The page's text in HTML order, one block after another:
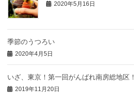
2020年5月16日
季節のうつろい
2020年4月5日
いざ、東京！第一回がんばれ南房総地区！
2019年11月20日